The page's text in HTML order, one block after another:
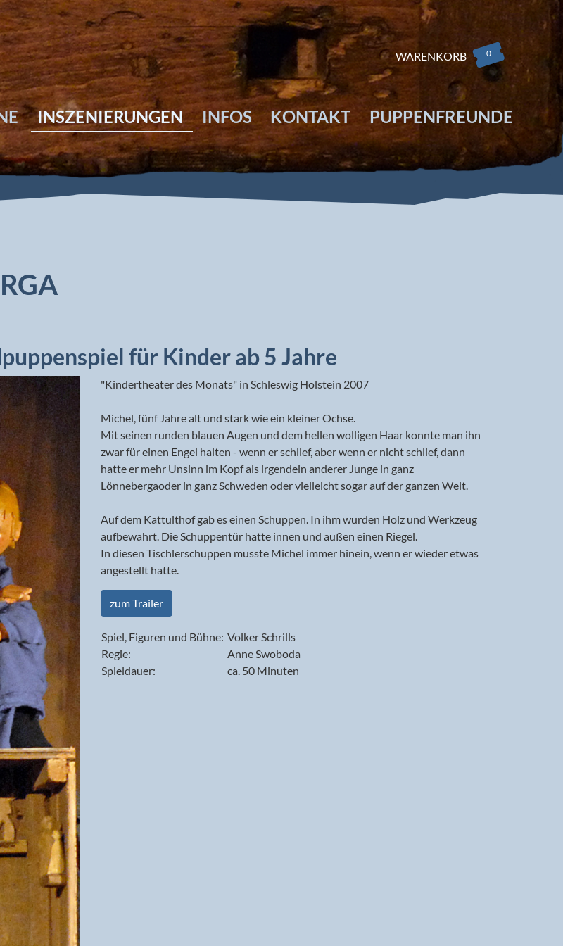
WARENKORB 0
INSZENIERUNGEN INFOS KONTAKT PUPPENFREUNDE
für Kinder ab 5 Jahre
"Kindertheater des Monats" in Schleswig Holstein 2007
Michel, fünf Jahre alt und stark wie ein kleiner Ochse.
Mit seinen runden blauen Augen und dem hellen wolligen Haar konnte man ihn
zwar für einen Engel halten - wenn er schlief, aber wenn er nicht schlief, dann
hatte er mehr Unsinn im Kopf als irgendein anderer Junge in ganz
Lönnebergaoder in ganz Schweden oder vielleicht sogar auf der ganzen Welt.
Auf dem Kattulthof gab es einen Schuppen. In ihm wurden Holz und Werkzeug
aufbewahrt. Die Schuppentür hatte innen und außen einen Riegel.
In diesen Tischlerschuppen musste Michel immer hinein, wenn er wieder etwas
angestellt hatte.
zum Trailer
Spiel, Figuren und Bühne:
Regie:
Spieldauer:
Volker Schrills
Anne Swoboda
ca. 50 Minuten